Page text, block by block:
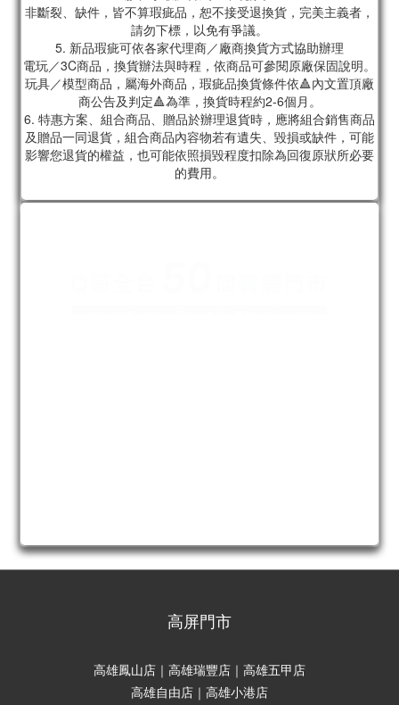
非斷裂、缺件，皆不算瑕疵品，恕不接受退換貨，完美主義者，
請勿下標，以免有爭議。
5. 新品瑕疵可依各家代理商／廠商換貨方式協助辦理
電玩／3C商品，換貨辦法與時程，依商品可參閱原廠保固說明。
玩具／模型商品，屬海外商品，瑕疵品換貨條件依🔺內文置頂廠
商公告及判定🔺為準，換貨時程約2-6個月。
6. 特惠方案、組合商品、贈品於辦理退貨時，應將組合銷售商品
及贈品一同退貨，組合商品內容物若有遺失、毀損或缺件，可能
影響您退貨的權益，也可能依照損毀程度扣除為回復原狀所必要
的費用。